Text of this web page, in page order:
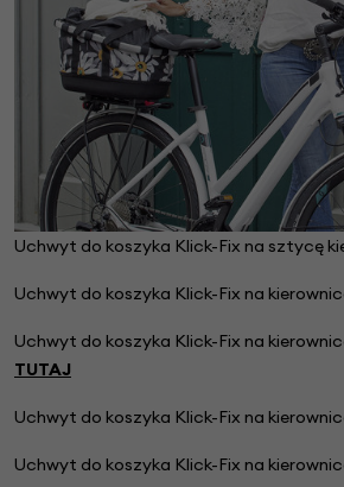
Uchwyt do koszyka Klick-Fix na sztycę
Uchwyt do koszyka Klick-Fix na
Uchwyt do koszyka Klick-Fix na
TUTAJ
Uchwyt do koszyka Klick-Fix na
Uchwyt do koszyka Klick-Fix na